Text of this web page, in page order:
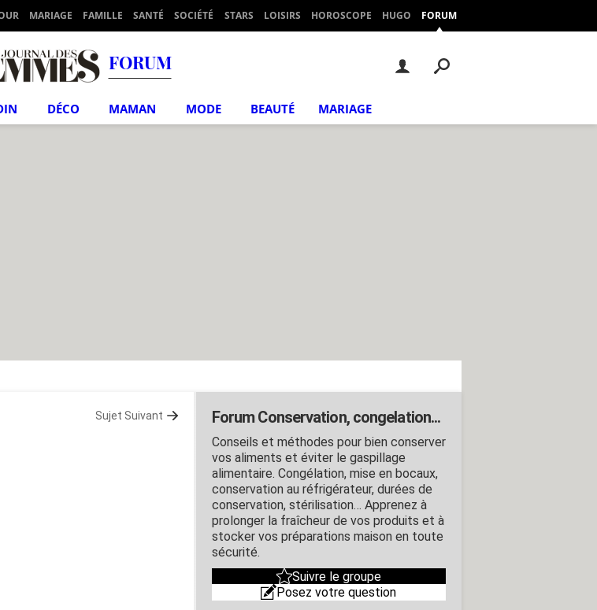
MARIAGE FAMILLE SANTÉ SOCIÉTÉ STARS LOISIRS HOROSCOPE HUGO FORUM
FORUM
DÉCO MAMAN MODE BEAUTÉ MARIAGE
Sujet Suivant Forum Conservation, congelation...
Conseils et méthodes pour bien conserver
vos aliments et éviter le gaspillage
alimentaire. Congélation, mise en bocaux,
conservation au réfrigérateur, durées de
conservation, stérilisation… Apprenez à
prolonger la fraîcheur de vos produits et à
stocker vos préparations maison en toute
sécurité.
Suivre le groupe
Posez votre question